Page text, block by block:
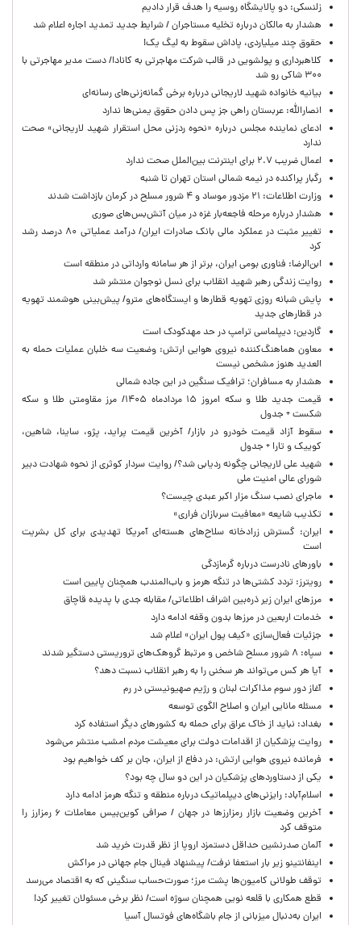
زلنسکی: دو پالایشگاه روسیه را هدف قرار دادیم
هشدار به مالکان درباره تخلیه مستاجران / شرایط جدید تمدید اجاره اعلام شد
حقوق چند میلیاردی، پاداش سقوط به لیگ یک!
کلاهبرداری و پولشویی در قالب شرکت مهاجرتی به کانادا/ دست مدیر مهاجرتی با
۳۰۰ شاکی رو شد
بیانیه خانواده شهید لاریجانی درباره برخی گمانه‌زنی‌های رسانه‌ای
انصارالله: عربستان راهی جز پس دادن حقوق یمنی‌ها ندارد
ادعای نماینده مجلس درباره «نحوه ردزنی محل استقرار شهید لاریجانی» صحت
ندارد
اعمال ضریب ۲.۷ برای اینترنت بین‌الملل صحت ندارد
رگبار پراکنده در نیمه شمالی استان تهران تا شنبه
وزارت اطلاعات: ۲۱ مزدور موساد و ۴ شرور مسلح در کرمان بازداشت شدند
هشدار درباره مرحله فاجعه‌بار غزه در میان آتش‌بس‌های صوری
تغییر مثبت در عملکرد مالی بانک صادرات ایران/ درآمد عملیاتی ۸۰ درصد رشد
کرد
ابن‌الرضا: فناوری بومی ایران، برتر از هر سامانه وارداتی در منطقه است
روایت زندگی رهبر شهید انقلاب برای نسل نوجوان منتشر شد
پایش شبانه روزی تهویه قطارها و ایستگاه‌های مترو/ پیش‌بینی هوشمند تهویه
در قطارهای جدید
گاردین: دیپلماسی ترامپ در حد مهدکودک است
معاون هماهنگ‌کننده نیروی هوایی ارتش: وضعیت سه خلبان عملیات حمله به
العدید هنوز مشخص نیست
هشدار به مسافران؛ ترافیک سنگین در این جاده شمالی
قیمت جدید طلا و سکه امروز ۱۵ مردادماه ۱۴۰۵/ مرز مقاومتی طلا و سکه
شکست + جدول
سقوط آزاد قیمت خودرو در بازار/ آخرین قیمت پراید، پژو، ساینا، شاهین،
کوییک و تارا + جدول
شهید علی لاریجانی چگونه ردیابی شد؟/ روایت سردار کوثری از نحوه شهادت دبیر
شورای عالی امنیت ملی
ماجرای نصب سنگ مزار اکبر عبدی چیست؟
تکذیب شایعه «معافیت سربازان فراری»
ایران: گسترش زرادخانه سلاح‌های هسته‌ای آمریکا تهدیدی برای کل بشریت
است
باورهای نادرست درباره گرمازدگی
رویترز: تردد کشتی‌ها در تنگه هرمز و باب‌المندب همچنان پایین است
مرزهای ایران زیر ذره‌بین اشراف اطلاعاتی/ مقابله جدی با پدیده قاچاق
خدمات اربعین در مرزها بدون وقفه ادامه دارد
جزئیات فعال‌سازی «کیف پول ایران» اعلام شد
سپاه: ۸ شرور مسلح شاخص و مرتبط گروهک‌های تروریستی دستگیر شدند
آیا هر کس می‌تواند هر سخنی را به رهبر انقلاب نسبت دهد؟
آغاز دور سوم مذاکرات لبنان و رژیم صهیونیستی در رم
مسئله مانایی ایران و اصلاح الگوی توسعه
بغداد: نباید از خاک عراق برای حمله به کشورهای دیگر استفاده کرد
روایت پزشکیان از اقدامات دولت برای معیشت مردم امشب منتشر می‌شود
فرمانده نیروی هوایی ارتش: در دفاع از ایران، جان بر کف خواهیم بود
یکی از دستاوردهای پزشکیان در این دو سال چه بود؟
اسلام‌آباد: رایزنی‌های دیپلماتیک درباره منطقه و تنگه هرمز ادامه دارد
آخرین وضعیت بازار رمزارزها در جهان / صرافی کوین‌بیس معاملات ۶ رمزارز را
متوقف کرد
آلمان صدرنشین حداقل دستمزد اروپا از نظر قدرت خرید شد
اینفانتینو زیر بار استعفا نرفت/ پیشنهاد فینال جام جهانی در مراکش
توقف طولانی کامیون‌ها پشت مرز؛ صورت‌حساب سنگینی که به اقتصاد می‌رسد
قطع همکاری با قلعه نویی همچنان سوژه است/ نظر برخی مسئولان تغییر کرد!
ایران به‌دنبال میزبانی از جام باشگاه‌های فوتسال آسیا